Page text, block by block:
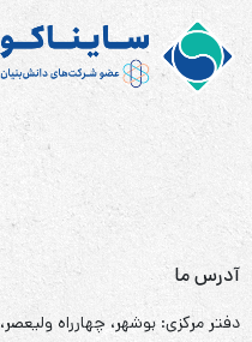
آدرس ما
دفتر مرکزی: بوشهر، چهارراه ولیعصر،